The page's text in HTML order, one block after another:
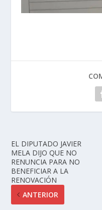
EL DIPUTADO JAVIER
MELA DIJO QUE NO
RENUNCIA PARA NO
BENEFICIAR A LA
RENOVACIÓN
ANTERIOR